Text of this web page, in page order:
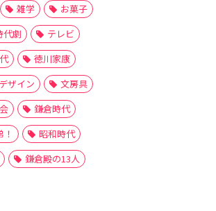
雑学
お菓子
代劇
テレビ
徳川家康
デザイン
文房具
鎌倉時代
昭和時代
鎌倉殿の13人